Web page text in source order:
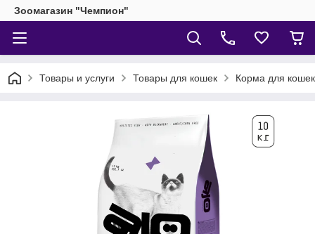
Зоомагазин "Чемпион"
Товары и услуги Товары для кошек Корма для кошек